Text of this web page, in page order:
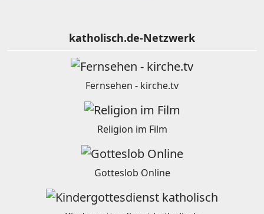
katholisch.de-Netzwerk
Fernsehen - kirche.tv
Religion im Film
Gotteslob Online